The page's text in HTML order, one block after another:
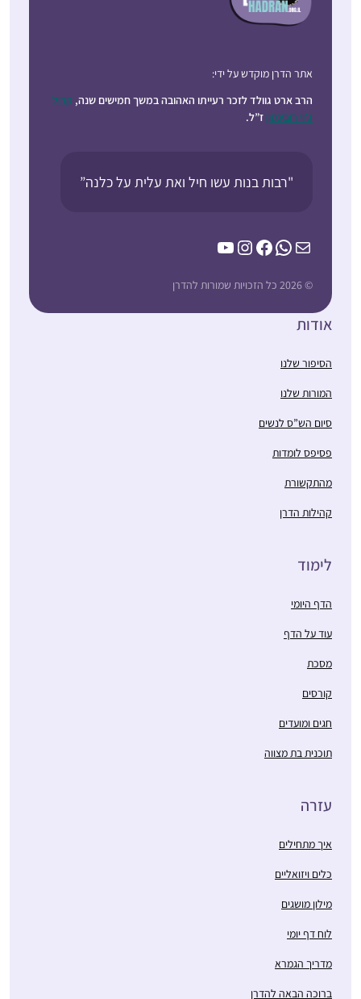
אתר הדרן מוקדש על ידי:
הרב ארט גוולד לזכר רעייתו האהובה במשך חמישים שנה, קרול
ג’וי רובינסון ז”ל.
"רבות בנות עשו חיל ואת עלית על כלנה”
Mail
WhatsApp
Facebook
Instagram
YouTube
© 2026 כל הזכויות שמורות להדרן
אודות
הסיפור שלנו
המורות שלנו
סיום הש”ס לנשים
פסיפס לומדות
מהתקשורת
קהילות הדרן
לימוד
הדף היומי
עוד על הדף
מסכת
קורסים
חגים ומועדים
תוכנית בת מצווה
עזרה
איך מתחילים
כלים ויזואליים
מילון מושגים
לוח דף יומי
מדריך הגמרא
ברוכה הבאה להדרן